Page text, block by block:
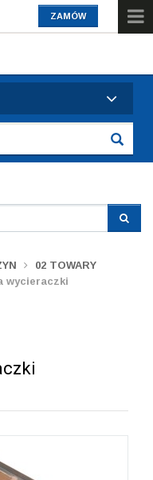
ZAMÓW
02 TOWARY
wycieraczki